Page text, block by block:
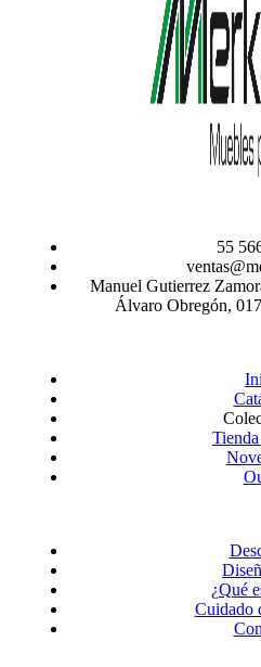
55
Manuel Gutierrez
Álvaro Obregón,
¿Qué
Cuidado